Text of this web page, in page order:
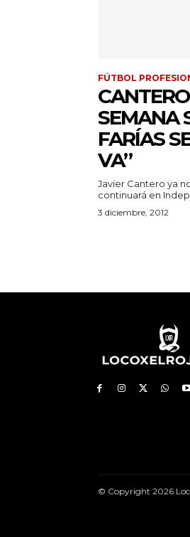
FÚTBOL
SEMANA
FARÍAS
VA”
Javier Cantero ya
continuará en
3 diciembre, 2012
© Copyright 2026